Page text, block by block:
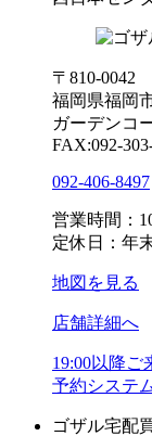
〒810-0042
福岡県福岡
ガーデンコ
FAX:092-
092-406-8497
営業時間：
定休日：年
地図を見る
店舗詳細へ
19:00以降ご
予約システ
ゴザル宅配